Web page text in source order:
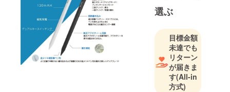
選ぶ
目標金額
未達でも
リターン
が届きま
す(All-in
方式)